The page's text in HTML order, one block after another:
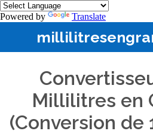
Powered by Translate
Millilitres en
(Conversion de